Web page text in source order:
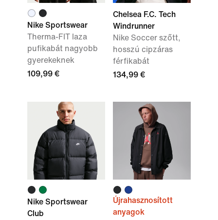
Nike Sportswear
Therma-FIT laza
pufikabát nagyobb
gyerekeknek
109,99 €
Chelsea F.C. Tech
Windrunner
Nike Soccer szőtt,
hosszú cipzáras
férfikabát
134,99 €
Nike Sportswear
Club
Újrahasznosított
anyagok